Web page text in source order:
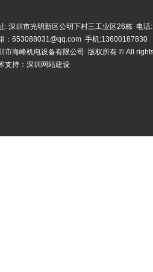
: 深圳市光明新区公明下村三工业区26栋 电
：653088031@qq.com 手机:13600187830
市海峰机电设备有限公司 版权所有 © All
支持： 深圳网站建设